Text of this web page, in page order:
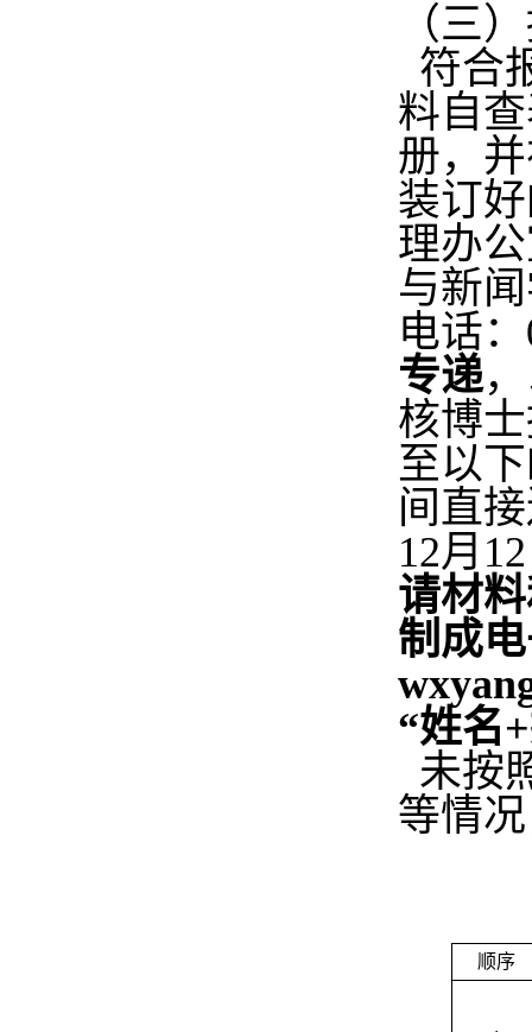
（三
符合
料自
册，
装订
理办
与新
电话：
专递
核博
至以
间直
12月 12
请材
制成
“姓名+
未按
等情
顺序